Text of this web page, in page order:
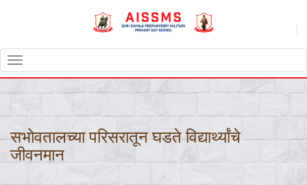
|
NAVIGATION
सभोवतालच्या परिसरातून घडते विद्यार्थ्यांचे
जीवनमान